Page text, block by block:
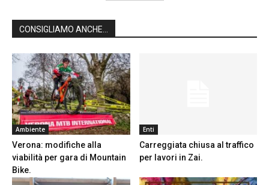
CONSIGLIAMO ANCHE...
Ambiente
Verona: modifiche alla
viabilità per gara di Mountain
Bike.
Enti
Carreggiata chiusa al traffico
per lavori in Zai.